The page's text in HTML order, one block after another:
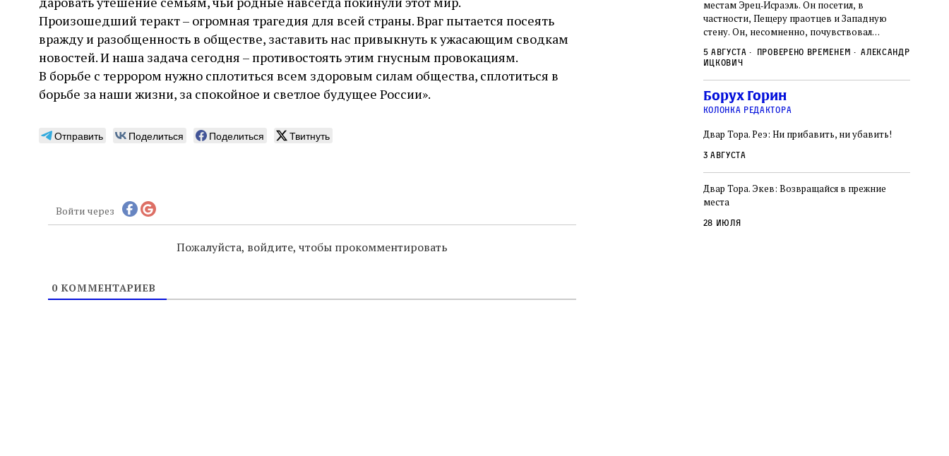
Произошедший теракт – огромная трагедия для всей страны. Враг пытается посеять
вражду и разобщенность в обществе, заставить нас привыкнуть к ужасающим сводкам
новостей. И наша задача сегодня – противостоять этим гнусным провокациям.
В борьбе с террором нужно сплотиться всем здоровым силам общества, сплотиться в
борьбе за наши жизни, за спокойное и светлое будущее России».
Отправить Поделиться Поделиться Твитнуть
Войти через
Пожалуйста, войдите, чтобы прокомментировать
0КОММЕНТАРИЕВ
истории Голливуда люди истолковывали,
воображали в подробностях, изображали в
художественных произведениях,
переосмысляли и подгоняли под свои
политические цели череду Б‑жьих кар,
которые обрушились на Египет под властью
фараона
2 августа
Халперн. Перевод с английского Светланы
Силаковой
наряду с его попытками провести параллели
между еврейской мистикой, неоплатонизмом
и атомизмом, следует воспринимать в
контексте его сомнений относительно
достоверности схоластической метафизики и
готовности искать и анализировать
альтернативные философские точки зрения
Библиотека, кабинет историка
Давид Б. Рудерман
какое‑то отношение к научной деятельности.
На протяжении почти шестидесяти лет, вплоть
до своей кончины, Луццатто был одним
из раввинов Венеции
Давид Б. Рудерман
местам Эрец‑Исраэль. Он посетил, в
частности, Пещеру праотцев и Западную
стену. Он, несомненно, почувствовал
отказался приходить к Стене в Тиша бе‑Ав,
самым не усиливать напряжённость
5 августа Проверено временем
Александр
Ицкович
Борух Горин
колонка редактора
Двар Тора. Реэ: Ни прибавить, ни убавить!
3 августа
Двар Тора. Экев: Возвращайся в прежние
места
28 июля